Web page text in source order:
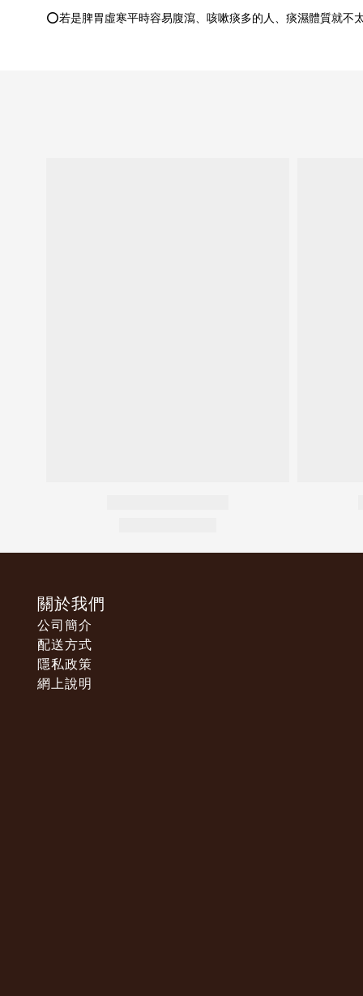
⭕️若是脾胃虛寒平時容易腹瀉、咳嗽痰多的人、痰濕體質就不
關於我們
公司簡介
配送方式
隱私政策
網上說明